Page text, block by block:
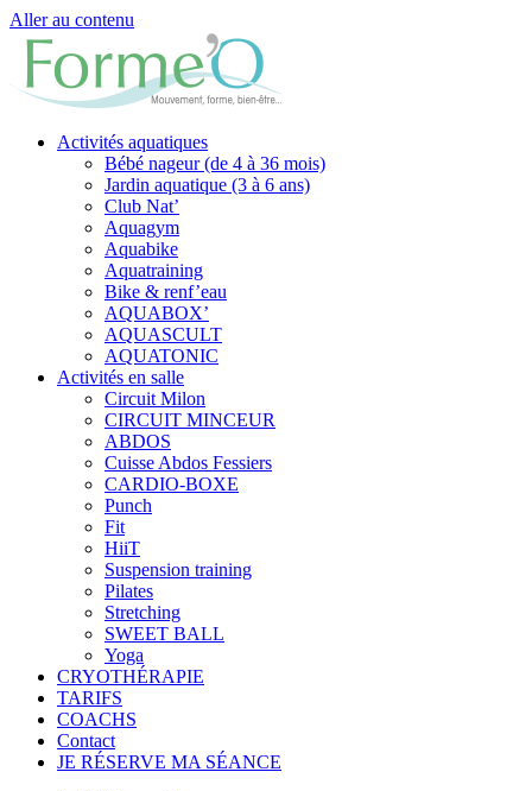
Aller au contenu
Activités aquatiques
Bébé nageur (de 4 à 36 mois)
Jardin aquatique (3 à 6 ans)
Club Nat’
Aquagym
Aquabike
Aquatraining
Bike & renf’eau
AQUABOX’
AQUASCULT
AQUATONIC
Activités en salle
Circuit Milon
CIRCUIT MINCEUR
ABDOS
Cuisse Abdos Fessiers
CARDIO-BOXE
Punch
Fit
HiiT
Suspension training
Pilates
Stretching
SWEET BALL
Yoga
CRYOTHÉRAPIE
TARIFS
COACHS
Contact
JE RÉSERVE MA SÉANCE